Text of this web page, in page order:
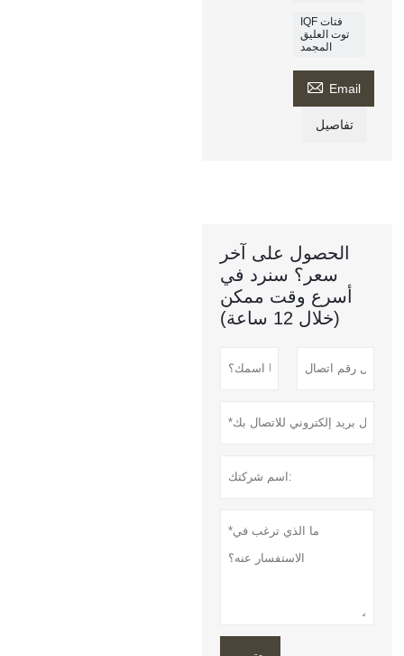
IQF فتات
توت العليق
المجمد
 Email
تفاصيل
الحصول على آخر
سعر؟ سنرد في
أسرع وقت ممكن
(خلال 12 ساعة)